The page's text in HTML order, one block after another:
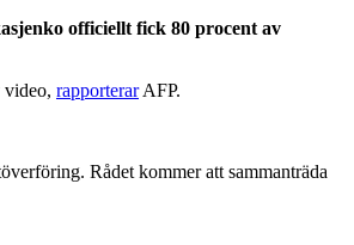
officiellt fick 80 procent av
video, rapporterarAFP.
Rådet kommer att sammanträda